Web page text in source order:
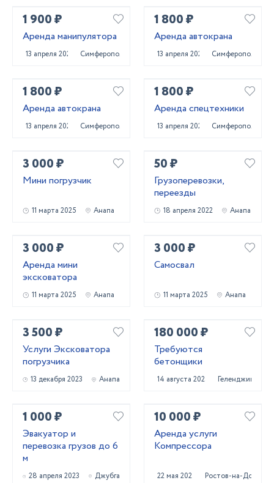
1 900 ₽
Аренда манипулятора
13 апреля 2022 Симферополь
1 800 ₽
Аренда автокрана
13 апреля 2022 Симферополь
1 800 ₽
Аренда автокрана
13 апреля 2022 Симферополь
1 800 ₽
Аренда спецтехники
13 апреля 2022 Симферополь
3 000 ₽
Мини погрузчик
11 марта 2025 Анапа
50 ₽
Грузоперевозки,
переезды
18 апреля 2022 Анапа
3 000 ₽
Аренда мини
эксковатора
11 марта 2025 Анапа
3 000 ₽
Самосвал
11 марта 2025 Анапа
3 500 ₽
Услуги Эксковатора
погрузчика
13 декабря 2023 Анапа
180 000 ₽
Требуются
бетонщики
14 августа 2025 Геленджик
1 000 ₽
Эвакуатор и
перевозка грузов до 6
м
28 апреля 2023 Джубга
10 000 ₽
Аренда услуги
Компрессора
22 мая 2024 Ростов-на-Дону